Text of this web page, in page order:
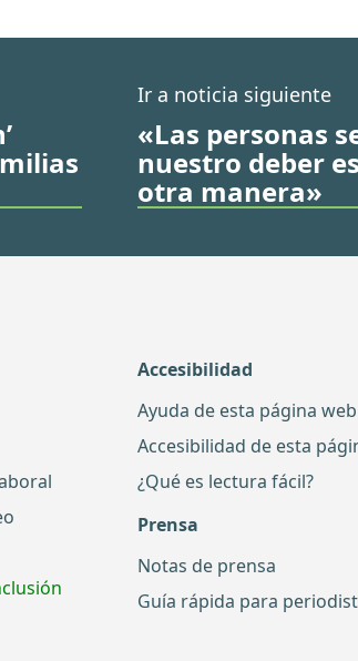
Ir a noticia siguiente
«Las personas
nuestro deber
otra manera»
Accesibilidad
Ayuda de esta página web
Accesibilidad de esta
¿Qué es lectura fácil?
Prensa
Notas de prensa
Guía rápida para